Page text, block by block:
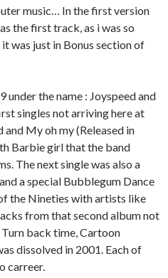
music… In the first version
the first track, as i was so
was just in Bonus section of
under the name : Joyspeed and
singles not arriving here at
and My oh my (Released in
Barbie girl that the band
The next single was also a
a special Bubblegum Dance
the Nineties with artists like
from that second album not
back time, Cartoon
dissolved in 2001. Each of
carreer.